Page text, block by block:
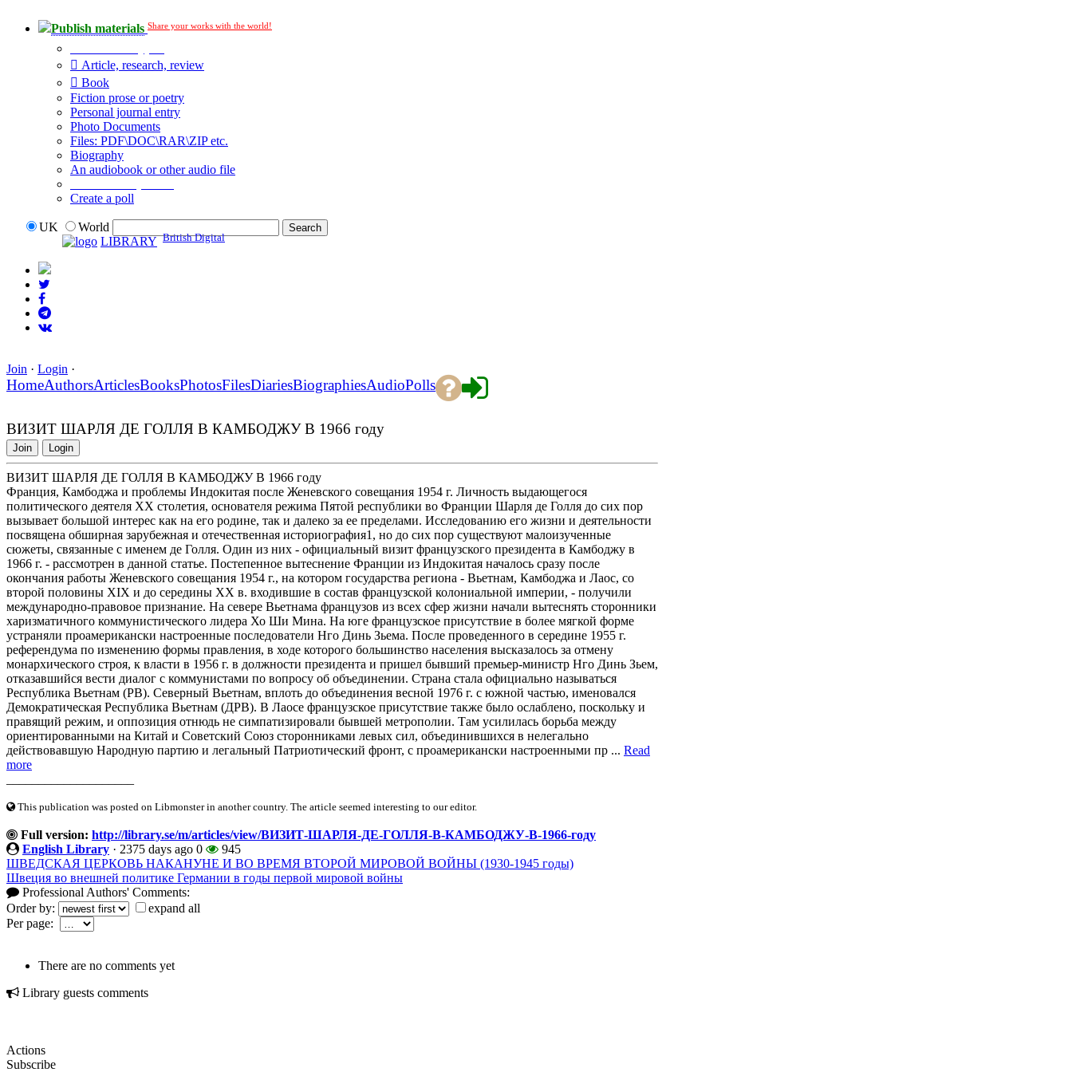
Publish materials Share your works with the world!
Article, research, review
Book
Fiction prose or poetry
Personal journal entry
Photo Documents
Files: PDF\DOC\RAR\ZIP etc.
Biography
An audiobook or other audio file
Create a poll
UK
World
LIBRARY British Digital
Join · Login ·
HomeAuthorsArticlesBooksPhotosFilesDiariesBiographiesAudioPolls
ВИЗИТ ШАРЛЯ ДЕ ГОЛЛЯ В КАМБОДЖУ В 1966 году
Join Login
ВИЗИТ ШАРЛЯ ДЕ ГОЛЛЯ В КАМБОДЖУ В 1966 году
Франция, Камбоджа и проблемы Индокитая после Женевского совещания 1954 г. Личность выдающегося
политического деятеля XX столетия, основателя режима Пятой республики во Франции Шарля де Голля до сих пор
вызывает большой интерес как на его родине, так и далеко за ее пределами. Исследованию его жизни и деятельности
посвящена обширная зарубежная и отечественная историография1, но до сих пор существуют малоизученные
сюжеты, связанные с именем де Голля. Один из них - официальный визит французского президента в Камбоджу в
1966 г. - рассмотрен в данной статье. Постепенное вытеснение Франции из Индокитая началось сразу после
окончания работы Женевского совещания 1954 г., на котором государства региона - Вьетнам, Камбоджа и Лаос, со
второй половины XIX и до середины XX в. входившие в состав французской колониальной империи, - получили
международно-правовое признание. На севере Вьетнама французов из всех сфер жизни начали вытеснять сторонники
харизматичного коммунистического лидера Хо Ши Мина. На юге французское присутствие в более мягкой форме
устраняли проамерикански настроенные последователи Нго Динь Зьема. После проведенного в середине 1955 г.
референдума по изменению формы правления, в ходе которого большинство населения высказалось за отмену
монархического строя, к власти в 1956 г. в должности президента и пришел бывший премьер-министр Нго Динь Зьем,
отказавшийся вести диалог с коммунистами по вопросу об объединении. Страна стала официально называться
Республика Вьетнам (РВ). Северный Вьетнам, вплоть до объединения весной 1976 г. с южной частью, именовался
Демократическая Республика Вьетнам (ДРВ). В Лаосе французское присутствие также было ослаблено, поскольку и
правящий режим, и оппозиция отнюдь не симпатизировали бывшей метрополии. Там усилилась борьба между
ориентированными на Китай и Советский Союз сторонниками левых сил, объединившихся в нелегально
действовавшую Народную партию и легальный Патриотический фронт, с проамерикански настроенными пр ... Read
more
This publication was posted on Libmonster in another country. The article seemed interesting to our editor.
Full version: http://library.se/m/articles/view/ВИЗИТ-ШАРЛЯ-ДЕ-ГОЛЛЯ-В-КАМБОДЖУ-В-1966-году
English Library · 2375 days ago 0
945
ШВЕДСКАЯ ЦЕРКОВЬ НАКАНУНЕ И ВО ВРЕМЯ ВТОРОЙ МИРОВОЙ ВОЙНЫ (1930-1945 годы)
Швеция во внешней политике Германии в годы первой мировой войны
Professional Authors' Comments:
Order by:
expand all
Per page:
There are no comments yet
Library guests comments
Actions
Subscribe